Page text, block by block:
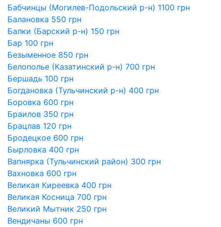
Бабчинцы (Могилев-Подольский р-н) 1100 грн
Балановка 550 грн
Балки (Барский р-н) 150 грн
Бар 100 грн
Безыменное 850 грн
Белополье (Казатинский р-н) 700 грн
Бершадь 100 грн
Богдановка (Тульчинский р-н) 400 грн
Боровка 600 грн
Браилов 350 грн
Брацлав 120 грн
Бродецкое 600 грн
Бырловка 400 грн
Вапнярка (Тульчинский район) 300 грн
Вахновка 600 грн
Великая Киреевка 400 грн
Великая Косница 700 грн
Великий Мытник 250 грн
Вендичаны 600 грн